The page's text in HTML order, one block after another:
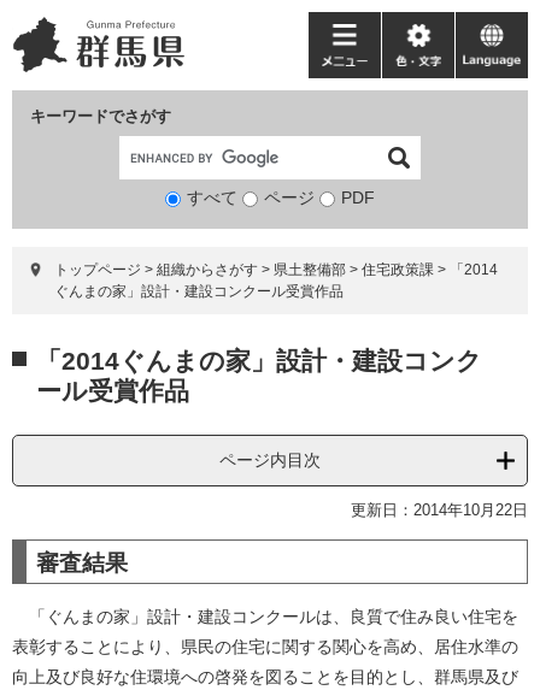
ー
ジ
ニ
ュ
て
キーワードでさがす
検
象
すべて ページ PDF
メ
ニ
ー
色・
文
language
トップページ > 組織からさがす > 県土整備部 > 住宅政策課 >
「2014
ぐんまの家」設計・建設コンクール受賞作品
文
「2014ぐんまの家」設計・建設コンク
ール受賞作品
ページ内目次
更新日：2014年10月22日
審査結果
「ぐんまの家」設計・建設コンクールは、良質で住み良い住宅を
表彰することにより、県民の住宅に関する関心を高め、居住水準の
向上及び良好な住環境への啓発を図ることを目的とし、群馬県及び